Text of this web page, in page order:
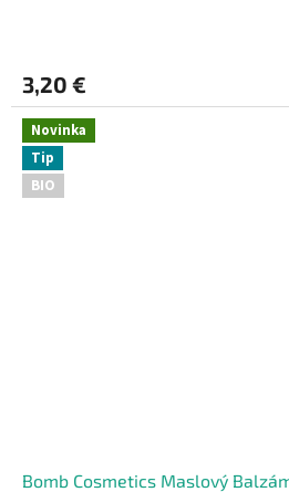
3,20 €
Novinka
Tip
BIO
Bomb Cosmetics Maslový